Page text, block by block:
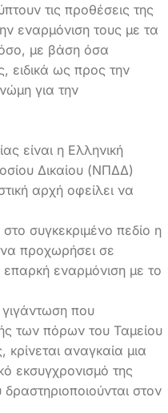
τις προθέσεις της
εναρμόνιση τους με τα
με βάση όσα
ειδικά ως προς την
για την
είναι η Ελληνική
Δικαίου (ΝΠΔΔ)
αρχή οφείλει να
συγκεκριμένο πεδίο η
να προχωρήσει σε
επαρκή εναρμόνιση με το
που
των πόρων του Ταμείου
αναγκαία μια
εκσυγχρονισμό της
στον